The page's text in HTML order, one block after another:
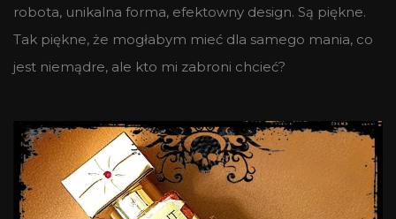
robota, unikalna forma, efektowny design. Są piękne.
Tak piękne, że mogłabym mieć dla samego mania, co
jest niemądre, ale kto mi zabroni chcieć?